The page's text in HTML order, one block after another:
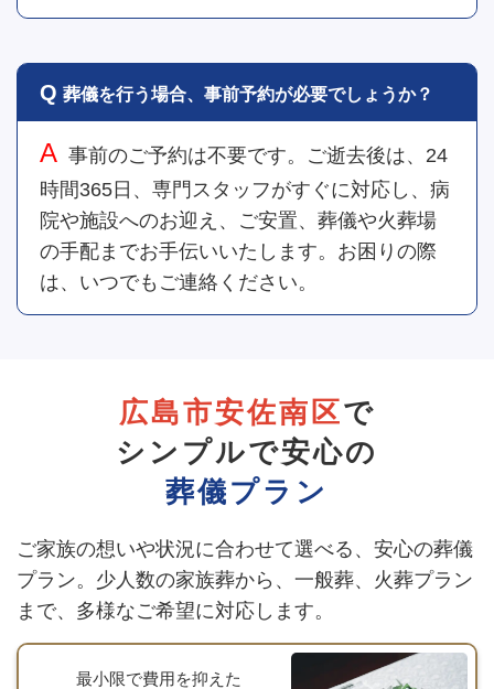
葬儀を行う場合、事前予約が必要でしょうか？
事前のご予約は不要です。ご逝去後は、24
時間365日、専門スタッフがすぐに対応し、病
院や施設へのお迎え、ご安置、葬儀や火葬場
の手配までお手伝いいたします。お困りの際
は、いつでもご連絡ください。
広島市安佐南区で
シンプルで安心の
葬儀プラン
ご家族の想いや状況に合わせて選べる、安心の葬儀
プラン。 少人数の家族葬から、一般葬、火葬プラン
まで、多様なご希望に対応します。
最小限で費用を抑えた